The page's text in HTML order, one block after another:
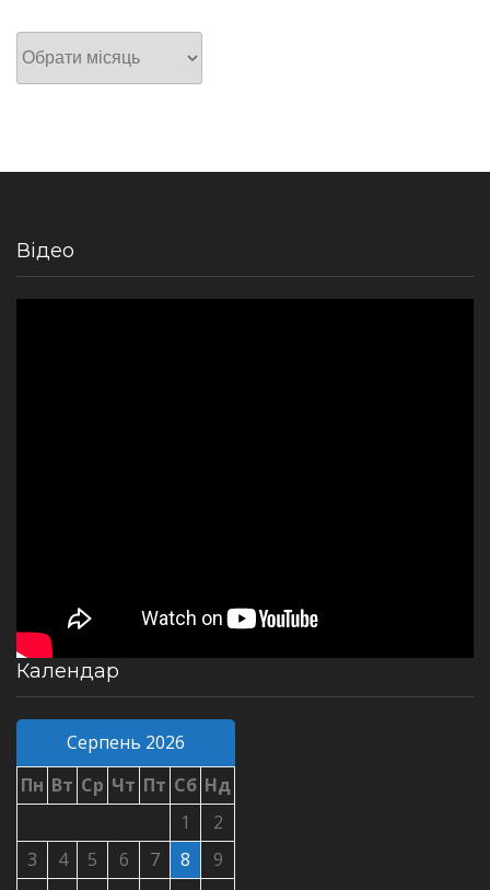
Архів
Відео
Календар
Серпень 2026
Пн Вт Ср Чт Пт Сб Нд
1
2
3
4 5 6 7 8
9